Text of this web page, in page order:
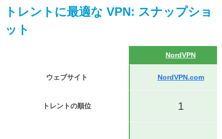
トレントに最適な VPN: スナップショ
ット
NordVPN
ウェブサイト NordVPN.com
トレントの順位 1